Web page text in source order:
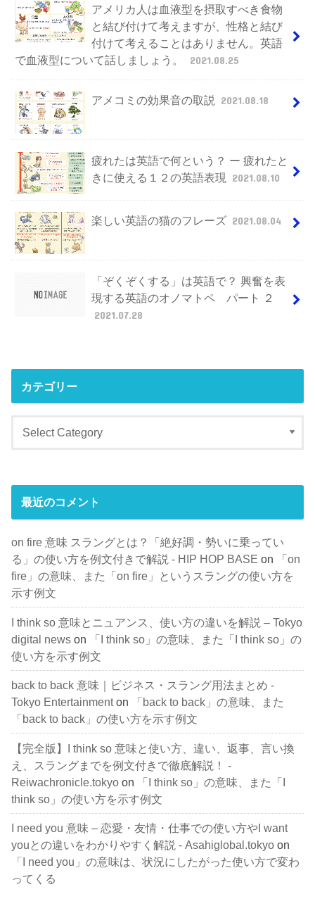
アメリカ人は血液型を摂取すべき食物
と結び付けて考えますが、性格と結び
付けて考えることはありません。英語
で血液型について話しましょう。
2021.08.25
アメコミの効果音の取説 2021.08.18
疲れたは英語で何という？ ー 疲れたと
きに使える１２の英語表現
2021.08.10
楽しい英語の猫のフレーズ 2021.08.04
「ぞくぞくする」は英語で？ 興奮を表
現する英語のオノマトペ パート ２
2021.07.28
カテゴリー
最近のコメント
on fire 意味 スラングとは？「絶好調・勢いに乗ってい
る」の使い方を例文付きで解説 - HIP HOP BASE on
「on
fire」の意味、また「on fire」というスラングの使い方を
示す例文
I think so 意味とニュアンス、使い方の違いを解説 – Tokyo
digital news on
「I think so」の意味、また「I think so」の
使い方を示す例文
back to back 意味｜ビジネス・スラング用法まとめ -
Tokyo Entertainmenton
「back to back」の意味、また
「back to back」の使い方を示す例文
【完全版】I think so 意味と使い方、違い、返事、言い換
え、スラングまでを例文付きで徹底解説！ -
Reiwachronicle.tokyo on
「I think so」の意味、また「I
think so」の使い方を示す例文
I need you 意味 – 恋愛・友情・仕事での使い方やI want
youとの違いをわかりやすく解説 - Asahiglobal.tokyo on
「I need you」の意味は、状況にしたがった使い方で変わ
ってくる